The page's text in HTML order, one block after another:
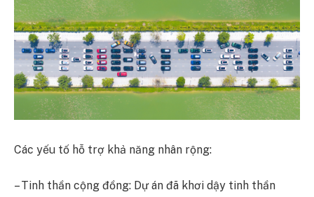
Các yếu tố hỗ trợ khả năng nhân rộng:
– Tinh thần cộng đồng: Dự án đã khơi dậy tinh thần